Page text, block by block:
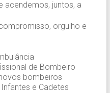
acendemos, juntos, a
orgulho e
de Bombeiro
bombeiros
e Cadetes